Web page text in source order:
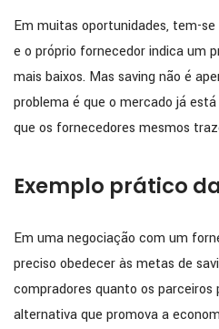
Em muitas oportunidades, tem-
e o próprio fornecedor indica um
mais baixos. Mas saving não é
problema é que o mercado já
que os fornecedores mesmos
Exemplo prático
Em uma negociação com um
preciso obedecer às metas de
compradores quanto os
alternativa que promova a